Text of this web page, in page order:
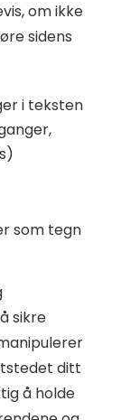
om ikke
sidens
i teksten
som tegn
sikre
ditt
å holde